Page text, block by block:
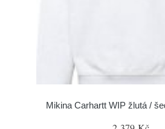
Mikina Carhartt WIP žlutá /